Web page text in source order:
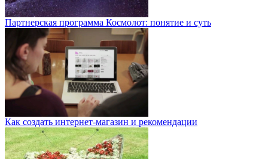
Партнерская программа Космолот: понятие и суть
Как создать интернет-магазин и рекомендации